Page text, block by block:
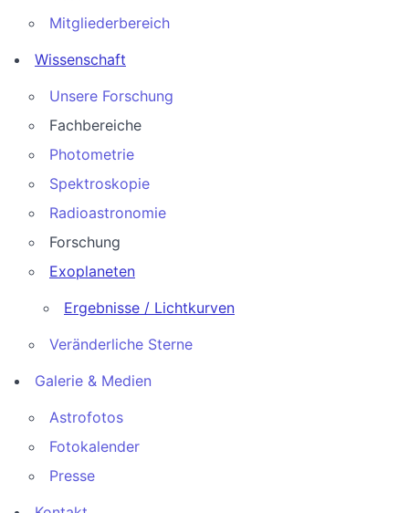
Mitgliederbereich
Wissenschaft
Unsere Forschung
Fachbereiche
Photometrie
Spektroskopie
Radioastronomie
Forschung
Exoplaneten
Ergebnisse / Lichtkurven
Veränderliche Sterne
Galerie & Medien
Astrofotos
Fotokalender
Presse